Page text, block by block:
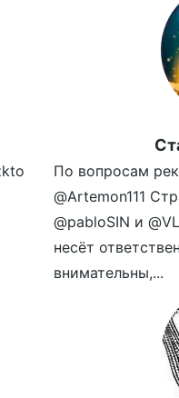
По вопросам
@Artemon111
@pabloSIN и
несёт
внимательны,...